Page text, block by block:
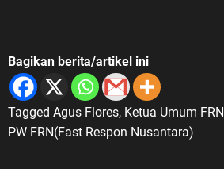
Bagikan berita/artikel ini
Tagged Agus Flores, Ketua Umum FRN
PW FRN(Fast Respon Nusantara)